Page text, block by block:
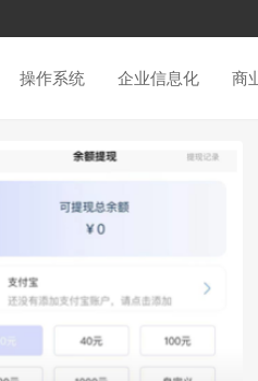
操作系统 企业信息化 商